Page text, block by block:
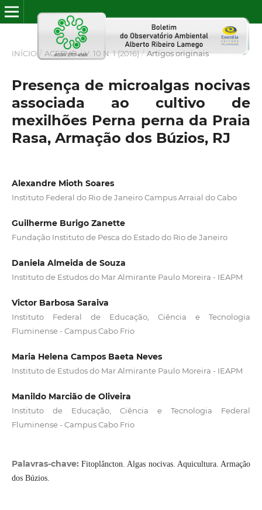
INÍCIO / ACERVO / V. 10 N. 1 (2016) / Artigos originais
Presença de microalgas nocivas
associada ao cultivo de
mexilhões Perna perna da Praia
Rasa, Armação dos Búzios, RJ
Alexandre Mioth Soares
Instituto Federal do Rio de Janeiro Campus Arraial do Cabo
Guilherme Burigo Zanette
Fundação Instituto de Pesca do Estado do Rio de Janeiro
Daniela Almeida de Souza
Instituto de Estudos do Mar Almirante Paulo Moreira - IEAPM
Victor Barbosa Saraiva
Instituto Federal de Educação, Ciência e Tecnologia
Fluminense - Campus Cabo Frio
Maria Helena Campos Baeta Neves
Instituto de Estudos do Mar Almirante Paulo Moreira - IEAPM
Manildo Marcião de Oliveira
Instituto de Educação, Ciência e Tecnologia Federal
Fluminense - Campus Cabo Frio
Palavras-chave:Fitoplâncton. Algas nocivas. Aquicultura. Armação
dos Búzios.